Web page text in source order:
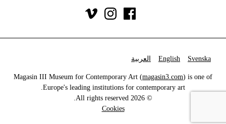
Svenska
English العربية
Magasin III Museum for Contemporary Art (magasin3.com) is one of
Europe's leading institutions for contemporary art.
© 2026 All rights reserved.
Cookies